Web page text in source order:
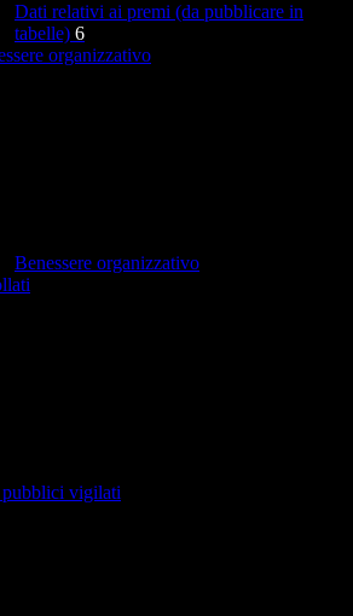
Dati relativi ai premi (da pubblicare in
tabelle) 6
organizzativo
Benessere organizzativo
vigilati